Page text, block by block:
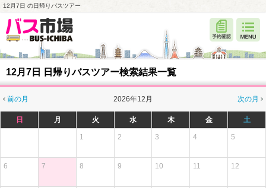
12月7日 の日帰りバスツアー
12月7日 日帰りバスツアー検索結果一覧
前の月 次の月
2026年12月
日 月 火 水 木 金 土
1 2 3 4 5
6 7 8 9 10 11 12